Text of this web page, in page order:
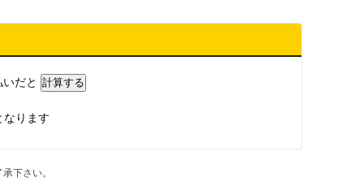
だと
なります
下さい。